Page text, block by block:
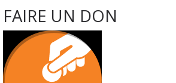
FAIRE UN DON